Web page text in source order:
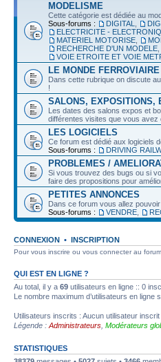
MODELISME
Cette catégorie est dédiée au
Sous-forums :
DIGITAL
ELECTRICITE -
MATERIEL MOTORISE
RECHERCHE D'UN MODELE
VOIE ETROITE ET VOIE
LE MONDE
Dans cette rubrique on discute
!
SALONS, EXPOSITIONS,
Les dates des salons expos et
différentes visites que vous avez
LES LOGICIELS
Ce forum est dédié aux logiciels
Sous-forums :
DRIVING
PROBLEMES /
Si vous trouvez des bugs ou si
faire des propositions pour
PETITES ANNONCES
Dans ce forum vous allez
Sous-forums :
VENDRE
CONNEXION • INSCRIPTION
Pour vous inscrire ou vous connecter au
QUI EST EN LIGNE ?
Au total, il y a 69 utilisateurs en ligne :: 0
Le nombre maximum d’utilisateurs en ligne
Utilisateurs inscrits : Aucun utilisateur inscrit
Légende : Administrateurs Modérateurs
STATISTIQUES